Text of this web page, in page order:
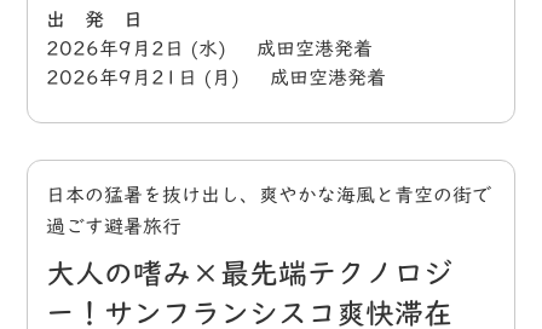
出 発 日
2026年9月2日 (水) 成田空港発着
2026年9月21日 (月) 成田空港発着
日本の猛暑を抜け出し、爽やかな海風と青空の街で
過ごす避暑旅行
大人の嗜み×最先端テクノロジ
ー！サンフランシスコ爽快滞在